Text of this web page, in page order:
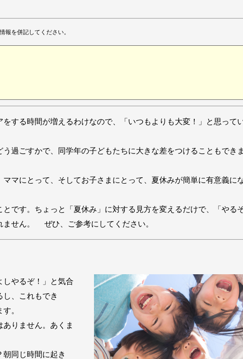
を併記してください。
する時間が増えるわけなので、「いつもよりも大変！」と思って
過ごすかで、同学年の子どもたちに大きな差をつけることもでき
マにとって、そしてお子さまにとって、夏休みが簡単に有意義に
です。ちょっと「夏休み」に対する見方を変えるだけで、「やるぞ
ません。 ぜひ、ご参考にしてください。
やるぞ！」と気合
、これもでき
。
りません。あくま
同じ時間に起き